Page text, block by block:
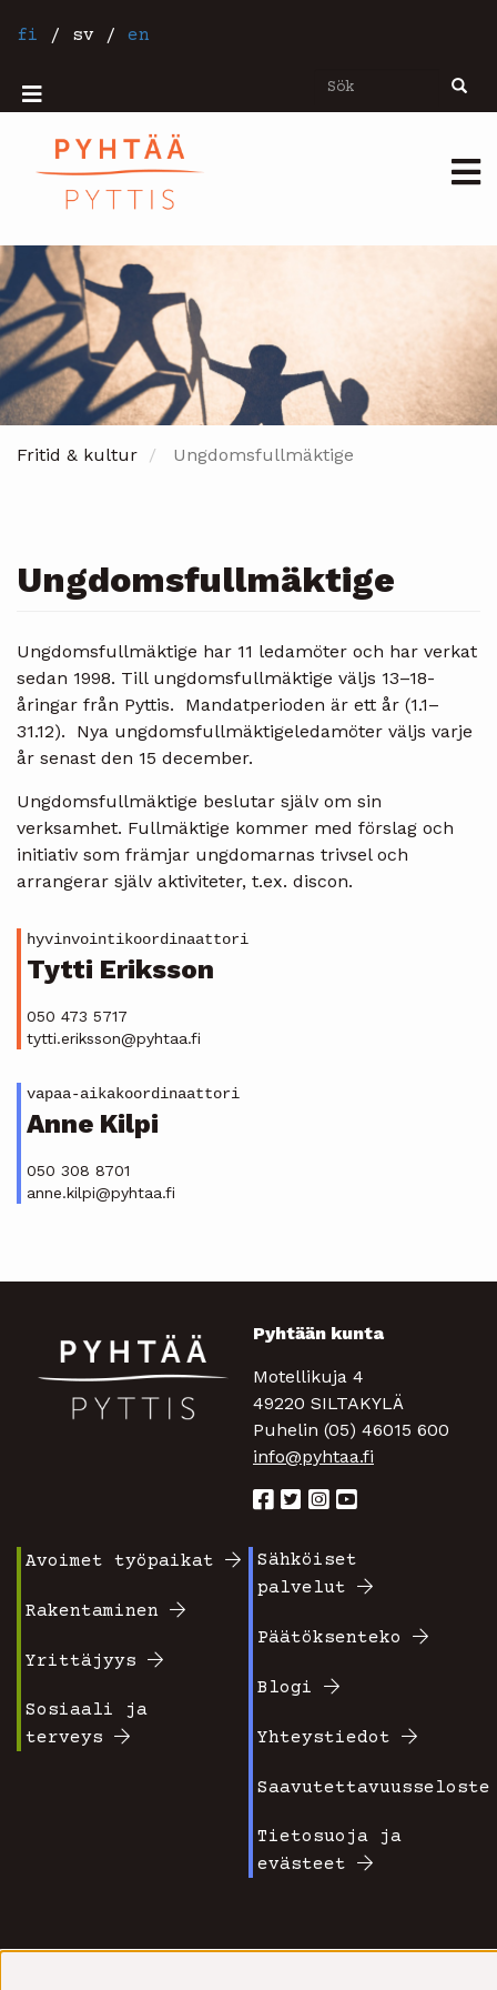
tillfi / sv / en
Sök Sök
Mobiilivalikko
Fritid & kultur Ungdomsfullmäktige
Ungdomsfullmäktige
Ungdomsfullmäktige har 11 ledamöter och har verkat
sedan 1998. Till ungdomsfullmäktige väljs 13–18-
åringar från Pyttis. Mandatperioden är ett år (1.1–
31.12). Nya ungdomsfullmäktigeledamöter väljs varje
år senast den 15 december.
Ungdomsfullmäktige beslutar själv om sin
verksamhet. Fullmäktige kommer med förslag och
initiativ som främjar ungdomarnas trivsel och
arrangerar själv aktiviteter, t.ex. discon.
hyvinvointikoordinaattori
Tytti Eriksson
050 473 5717
tytti.eriksson@pyhtaa.fi
vapaa-aikakoordinaattori
Anne Kilpi
050 308 8701
anne.kilpi@pyhtaa.fi
Pyhtään kunta
Motellikuja 4
49220 SILTAKYLÄ
Puhelin (05) 46015 600
info@pyhtaa.fi
valikko
1
Avoimet työpaikat
Rakentaminen
Yrittäjyys
Sosiaali ja
terveys
Footer
2
Sähköiset
palvelut
Päätöksenteko
Blogi
Yhteystiedot
Saavutettavuusseloste
Tietosuoja ja
evästeet